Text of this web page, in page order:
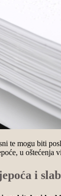
te mogu biti
u oštećenja
i